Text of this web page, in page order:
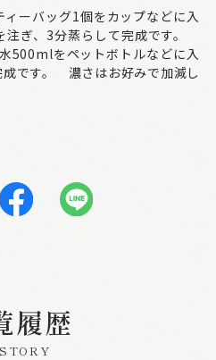
ーバッグ1個をカップなどに入
ぎ、3分蒸らして完成です。
500mlをペットボトルなどに入
です。 濃さはお好みで加減し
履歴